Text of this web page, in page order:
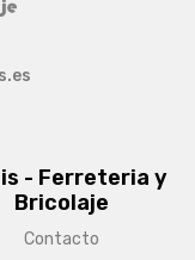
- Ferreteria y
Bricolaje
Contacto